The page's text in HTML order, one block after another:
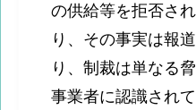
の供給等を拒否さ
り、その事実は報
り、制裁は単なる
事業者に認識されて